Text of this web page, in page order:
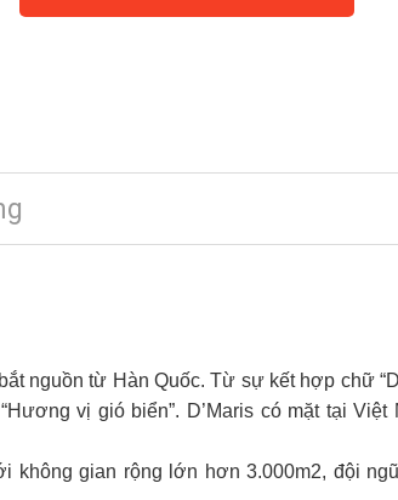
nguồn từ Hàn Quốc. Từ sự kết hợp chữ
vị gió biển”. D’Maris có mặt tại
gian rộng lớn hơn 3.000m2, đội